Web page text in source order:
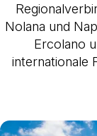
Nolana und
Ercolano
internationale